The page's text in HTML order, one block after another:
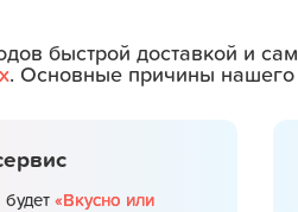
быстрой доставкой и
. Основные причины нашего
«Вкусно или